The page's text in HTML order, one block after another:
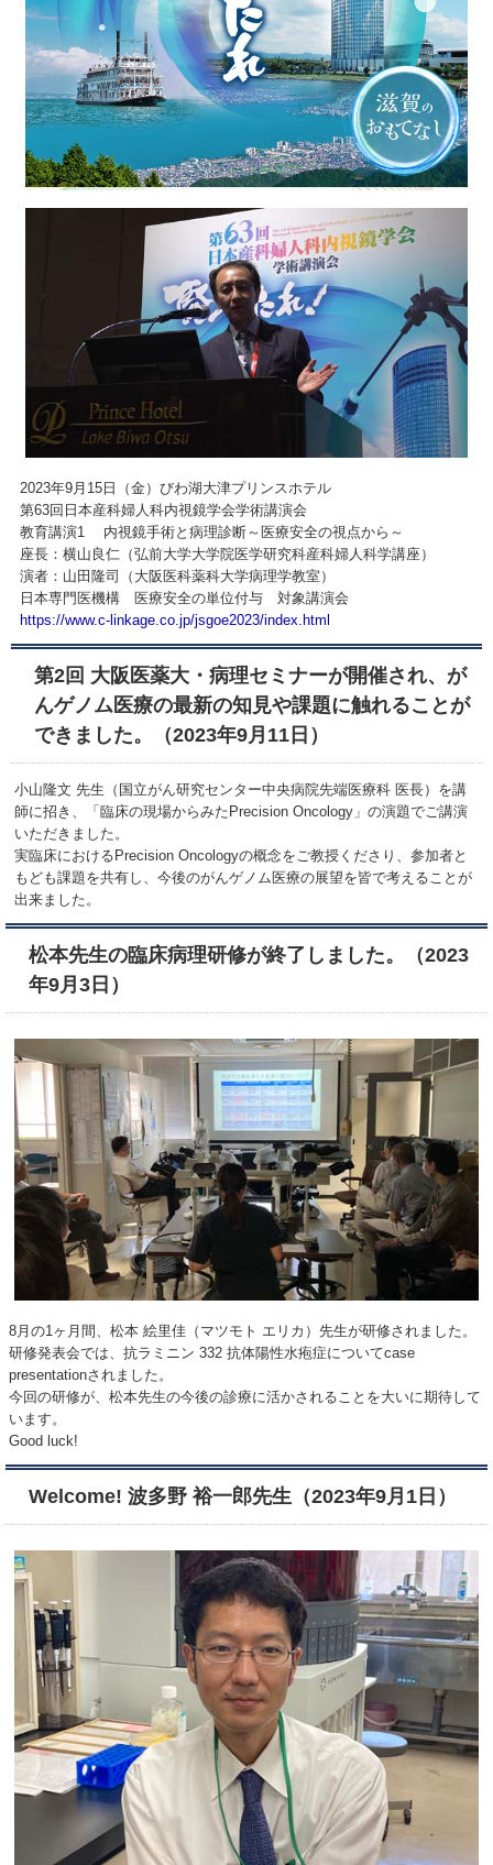
2023年9月15日（金）びわ湖大津プリンスホテル
第63回日本産科婦人科内視鏡学会学術講演会
教育講演1 内視鏡手術と病理診断～医療安全の視点から～
座長：横山良仁（弘前大学大学院医学研究科産科婦人科学講座）
演者：山田隆司（大阪医科薬科大学病理学教室）
日本専門医機構 医療安全の単位付与 対象講演会
https://www.c-linkage.co.jp/jsgoe2023/index.html
第2回 大阪医薬大・病理セミナーが開催され、が
んゲノム医療の最新の知見や課題に触れることが
できました。（2023年9月11日）
小山隆文 先生（国立がん研究センター中央病院先端医療科 医長）を講
師に招き、「臨床の現場からみたPrecision Oncology」の演題でご講演
いただきました。
実臨床におけるPrecision Oncologyの概念をご教授くださり、参加者と
もども課題を共有し、今後のがんゲノム医療の展望を皆で考えることが
出来ました。
松本先生の臨床病理研修が終了しました。（2023
年9月3日）
8月の1ヶ月間、松本 絵里佳（マツモト エリカ）先生が研修されました。
研修発表会では、抗ラミニン 332 抗体陽性水疱症についてcase
presentationされました。
今回の研修が、松本先生の今後の診療に活かされることを大いに期待して
います。
Good luck!
Welcome! 波多野 裕一郎先生（2023年9月1日）